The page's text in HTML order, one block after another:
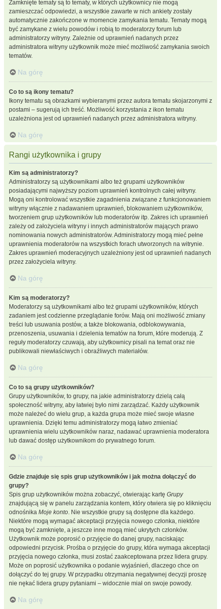
Zamknięte tematy są to tematy, w których użytkownicy nie mogą
zamieszczać odpowiedzi, a wszystkie zawarte w nich ankiety zostały
automatycznie zakończone w momencie zamykania tematu. Tematy mogą
być zamykane z wielu powodów i robią to moderatorzy forum lub
administratorzy witryny. Zależnie od uprawnień nadanych przez
administratora witryny użytkownik może mieć możliwość zamykania swoich
tematów.
Na górę
Co to są ikony tematu?
Ikony tematu są obrazkami wybieranymi przez autora tematu skojarzonymi z
postami – sugerują ich treść. Możliwość korzystania z ikon tematu
uzależniona jest od uprawnień nadanych przez administratora witryny.
Na górę
Rangi użytkownika i grupy
Kim są administratorzy?
Administratorzy są użytkownikami albo też grupami użytkowników
posiadającymi najwyższy poziom uprawnień kontrolnych całej witryny.
Mogą oni kontrolować wszystkie zagadnienia związane z funkcjonowaniem
witryny włącznie z nadawaniem uprawnień, blokowaniem użytkowników,
tworzeniem grup użytkowników lub moderatorów itp. Zakres ich uprawnień
zależy od założyciela witryny i innych administratorów mających prawo
nominowania nowych administratorów. Administratorzy mogą mieć pełne
uprawnienia moderatorów na wszystkich forach utworzonych na witrynie.
Zakres uprawnień moderacyjnych uzależniony jest od uprawnień nadanych
przez założyciela witryny.
Na górę
Kim są moderatorzy?
Moderatorzy są użytkownikami albo też grupami użytkowników, których
zadaniem jest codzienne przeglądanie forów. Mają oni możliwość zmiany
treści lub usuwania postów, a także blokowania, odblokowywania,
przenoszenia, usuwania i dzielenia tematów na forum, które moderują. Z
reguły moderatorzy czuwają, aby użytkownicy pisali na temat oraz nie
publikowali niewłaściwych i obraźliwych materiałów.
Na górę
Co to są grupy użytkowników?
Grupy użytkowników, to grupy, na jakie administratorzy dzielą całą
społeczność witryny, aby łatwiej było nimi zarządzać. Każdy użytkownik
może należeć do wielu grup, a każda grupa może mieć swoje własne
uprawnienia. Dzięki temu administratorzy mogą łatwo zmieniać
uprawnienia wielu użytkowników naraz, nadawać uprawnienia moderatora
lub dawać dostęp użytkownikom do prywatnego forum.
Na górę
Gdzie znajduje się spis grup użytkowników i jak można dołączyć do
grupy?
Spis grup użytkowników można zobaczyć, otwierając kartę Grupy
znajdującą się w panelu zarządzania kontem, który otwiera się po kliknięciu
odnośnika Moje konto. Nie wszystkie grupy są dostępne dla każdego.
Niektóre mogą wymagać akceptacji przyjęcia nowego członka, niektóre
mogą być zamknięte, a jeszcze inne mogą mieć ukrytych członków.
Użytkownik może poprosić o przyjęcie do danej grupy, naciskając
odpowiedni przycisk. Prośba o przyjęcie do grupy, która wymaga akceptacji
przyjęcia nowego członka, musi zostać zaakceptowana przez lidera grupy.
Może on poprosić użytkownika o podanie wyjaśnień, dlaczego chce on
dołączyć do tej grupy. W przypadku otrzymania negatywnej decyzji proszę
nie nękać lidera grupy pytaniami – widocznie miał on swoje powody.
Na górę